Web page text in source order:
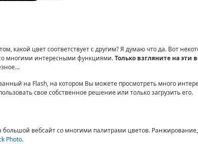
какой цвет соответствует с другим? Я думаю что да. Вот
многими интересными функциями.Только взгляните на эти
на Flash, на котором Вы можете просмотреть много
свое собственное решение или только загрузить его.
вебсайт со многими палитрами цветов.
Photo.